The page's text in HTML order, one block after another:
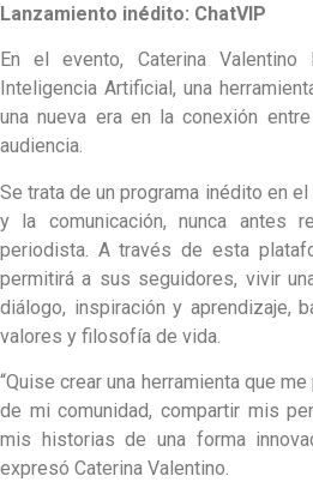
Lanzamiento inédito: ChatVIP
En el evento, Caterina
Inteligencia Artificial, una
una nueva era en la conexión
audiencia.
Se trata de un programa inédito en
y la comunicación, nunca antes
periodista. A través de esta
permitirá a sus seguidores, vivir
diálogo, inspiración y aprendizaje,
valores y filosofía de vida.
“Quise crear una herramienta que
de mi comunidad, compartir mis
mis historias de una forma
expresó Caterina Valentino.